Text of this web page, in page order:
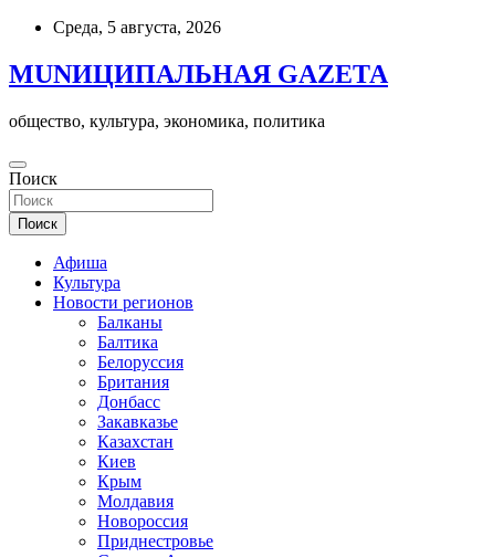
Skip
content
Среда, 5 августа, 2026
MUNИЦИПАЛЬНАЯ GAZЕТА
общество, культура, экономика, политика
Поиск
Поиск
Афиша
Культура
Новости регионов
Балканы
Балтика
Белоруссия
Британия
Донбасс
Закавказье
Казахстан
Киев
Крым
Молдавия
Новороссия
Приднестровье